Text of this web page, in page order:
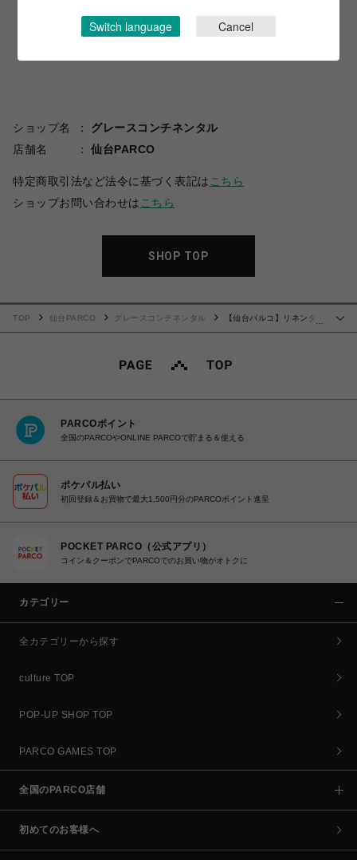
ショップ名
グレースコンチネンタル
店舗名
仙台PARCO
特定商取引法など法令に基づく表記は こちら
ショップお問い合わせは こちら
SHOP TOP
…
TOP 仙台PARCO グレースコンチネンタル
【仙台パルコ】リネンタッ
PARCOポイント
全国のPARCOやONLINE PARCOで貯まる＆使える
ポケパル払い
初回登録＆お買物で最大1,500円分のPARCOポイント進呈
POCKET PARCO（公式アプリ）
コイン＆クーポンでPARCOでのお買い物がオトクに
カテゴリー
全カテゴリーから探す
culture TOP
POP-UP SHOP TOP
PARCO GAMES TOP
全国のPARCO店舗
初めてのお客様へ
Switch language Cancel